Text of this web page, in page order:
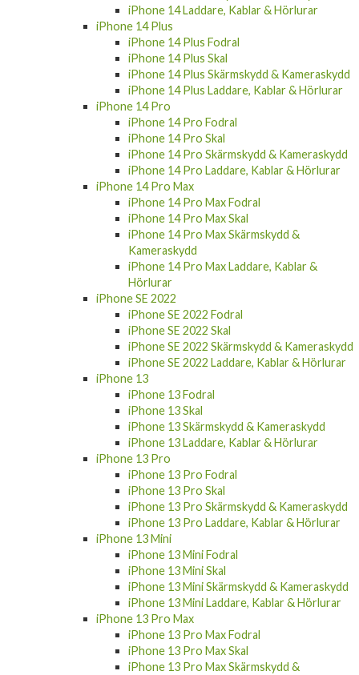
iPhone 14 Laddare, Kablar & Hörlurar
iPhone 14 Plus
iPhone 14 Plus Fodral
iPhone 14 Plus Skal
iPhone 14 Plus Skärmskydd & Kameraskydd
iPhone 14 Plus Laddare, Kablar & Hörlurar
iPhone 14 Pro
iPhone 14 Pro Fodral
iPhone 14 Pro Skal
iPhone 14 Pro Skärmskydd & Kameraskydd
iPhone 14 Pro Laddare, Kablar & Hörlurar
iPhone 14 Pro Max
iPhone 14 Pro Max Fodral
iPhone 14 Pro Max Skal
iPhone 14 Pro Max Skärmskydd &
Kameraskydd
iPhone 14 Pro Max Laddare, Kablar &
Hörlurar
iPhone SE 2022
iPhone SE 2022 Fodral
iPhone SE 2022 Skal
iPhone SE 2022 Skärmskydd & Kameraskydd
iPhone SE 2022 Laddare, Kablar & Hörlurar
iPhone 13
iPhone 13 Fodral
iPhone 13 Skal
iPhone 13 Skärmskydd & Kameraskydd
iPhone 13 Laddare, Kablar & Hörlurar
iPhone 13 Pro
iPhone 13 Pro Fodral
iPhone 13 Pro Skal
iPhone 13 Pro Skärmskydd & Kameraskydd
iPhone 13 Pro Laddare, Kablar & Hörlurar
iPhone 13 Mini
iPhone 13 Mini Fodral
iPhone 13 Mini Skal
iPhone 13 Mini Skärmskydd & Kameraskydd
iPhone 13 Mini Laddare, Kablar & Hörlurar
iPhone 13 Pro Max
iPhone 13 Pro Max Fodral
iPhone 13 Pro Max Skal
iPhone 13 Pro Max Skärmskydd &